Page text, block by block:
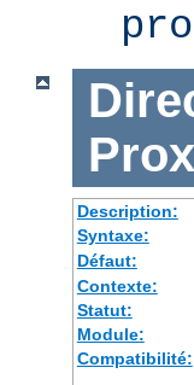
Description:
Syntaxe:
Défaut:
Contexte:
Statut:
Module:
Compatibilité: